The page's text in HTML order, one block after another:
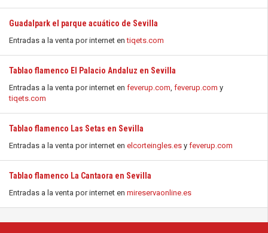
Guadalpark el parque acuático de Sevilla
Entradas a la venta por internet entiqets.com
Tablao flamenco El Palacio Andaluz en Sevilla
Entradas a la venta por internet en feverup.com, feverup.com y
tiqets.com
Tablao flamenco Las Setas en Sevilla
Entradas a la venta por internet en elcorteingles.es y feverup.com
Tablao flamenco La Cantaora en Sevilla
Entradas a la venta por internet en mireservaonline.es